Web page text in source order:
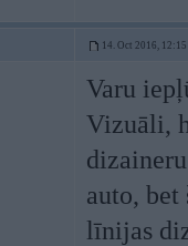
14. Oct 2016, 12:15
Varu
Vizuāli,
auto, bet
līnijas